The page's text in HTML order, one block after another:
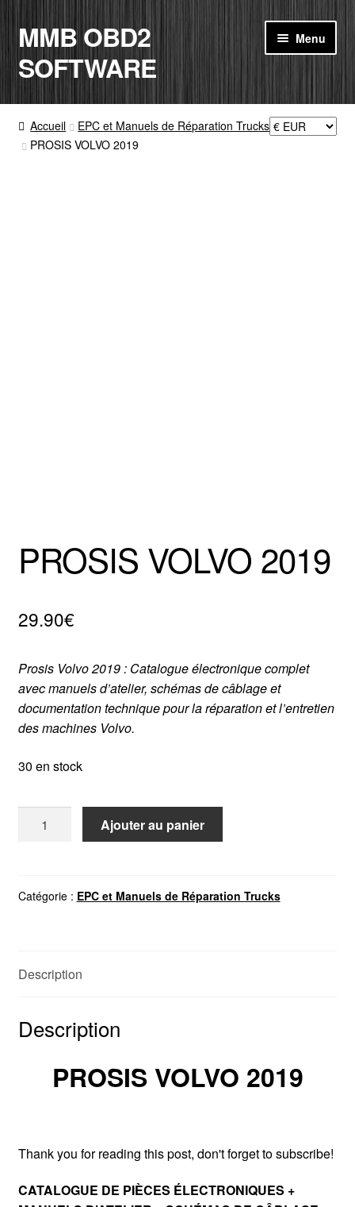
Aller
à
la
Aller
au
contenu
MMB OBD2
SOFTWARE
Menu
ACCUEIL
BOUTIQUE
Accueil
EPC et Manuels de Réparation Trucks
PROSIS VOLVO 2019
PROSIS VOLVO 2019
29.90€
Prosis Volvo 2019 : Catalogue électronique complet
avec manuels d’atelier, schémas de câblage et
documentation technique pour la réparation et l’entretien
des machines Volvo.
30 en stock
2019
Ajouter au panier
Catégorie : EPC et Manuels de Réparation Trucks
Description
Description
PROSIS VOLVO 2019
Thank you for reading this post, don't forget to subscribe!
CATALOGUE DE PIÈCES ÉLECTRONIQUES +